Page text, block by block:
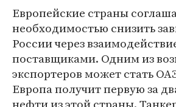
Европейские страны
необходимостью снизить
России через
поставщиками. Одним из
экспортеров может стать
Европа получит первую за